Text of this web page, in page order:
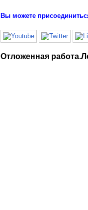
Вы можете
Отложенная